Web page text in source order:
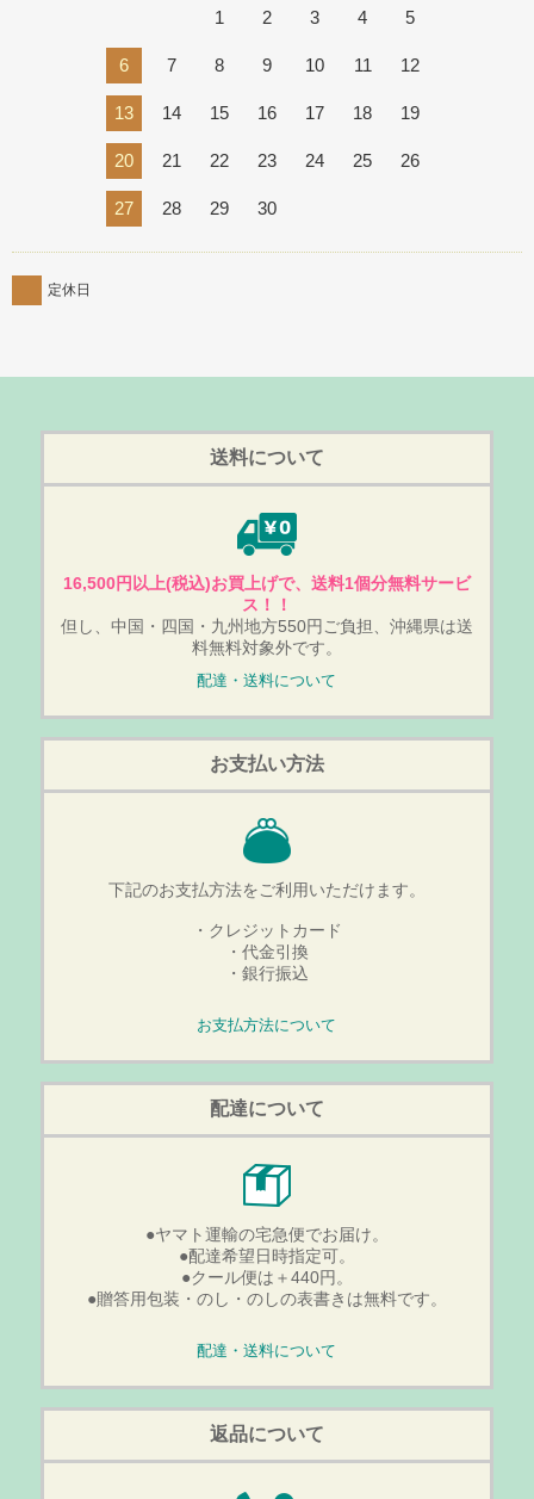
1
2 3 4 5
6 7 8 9 10 11 12
13 14 15 16 17 18 19
20 21 22 23 24 25 26
27 28 29 30
定休日
送料について
16,500円以上(税込)お買上げで、送料1個分無料サービ
ス！！
但し、中国・四国・九州地方550円ご負担、沖縄県は送
料無料対象外です。
配達・送料について
お支払い方法
下記のお支払方法をご利用いただけます。
・クレジットカード
・代金引換
・銀行振込
お支払方法について
配達について
●ヤマト運輸の宅急便でお届け。
●配達希望日時指定可。
●クール便は＋440円。
●贈答用包装・のし・のしの表書きは無料です。
配達・送料について
返品について